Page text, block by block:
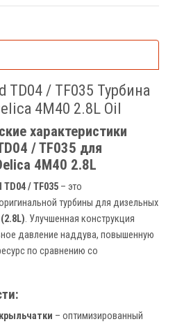
TD04 / TF035 Турбина
4M40 2.8L Oil
характеристики
/ TF035 для
4M40 2.8L
/ TF035 – это
турбины для дизельных
. Улучшенная конструкция
давление наддува, повышенную
по сравнению со
– оптимизированный